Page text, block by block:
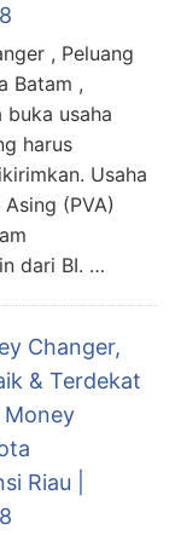
, Peluang
Batam ,
buka usaha
harus
Usaha
(PVA)
dari BI. …
Changer,
& Terdekat
Money
Riau |